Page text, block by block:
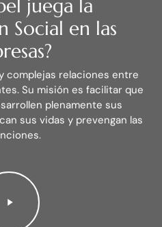
juega la
Social en las
complejas relaciones entre
Su misión es facilitar que
plenamente sus
sus vidas y prevengan las